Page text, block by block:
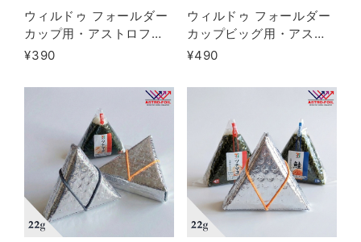
ウィルドゥ フォールダー
カップ用・アストロフォ
イル製リッド
¥390
ウィルドゥ フォールダー
カップビッグ用・アスト
ロフォイル製リッド
¥490